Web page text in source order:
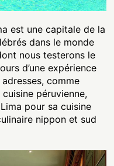
est une capitale de la
dans le monde
nous testerons le
d’une expérience
comme
péruvienne,
pour sa cuisine
nippon et sud